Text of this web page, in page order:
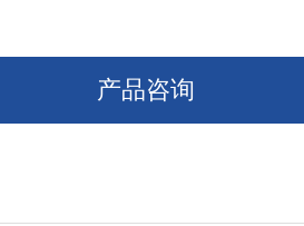
产品咨询